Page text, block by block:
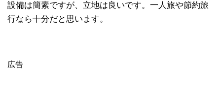
設備は簡素ですが、立地は良いです。一人旅や節約旅
行なら十分だと思います。
広告